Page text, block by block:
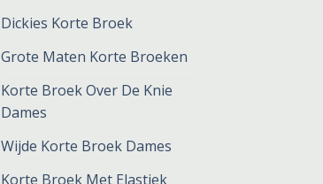
Dickies Korte Broek
Grote Maten Korte Broeken
Korte Broek Over De Knie
Dames
Wijde Korte Broek Dames
Korte Broek Met Elastiek